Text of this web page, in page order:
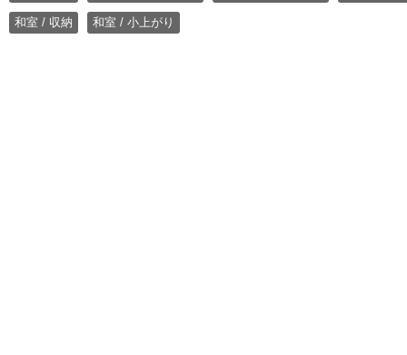
和室 / 収納 和室 / 小上がり